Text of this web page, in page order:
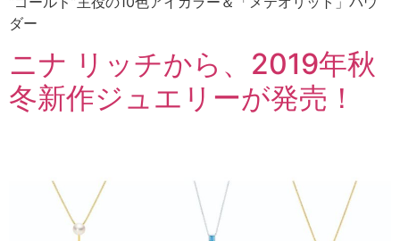
ダー
ニナ リッチから、2019年秋
冬新作ジュエリーが発売！